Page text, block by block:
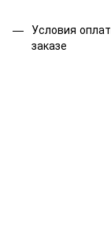
Условия
заказе